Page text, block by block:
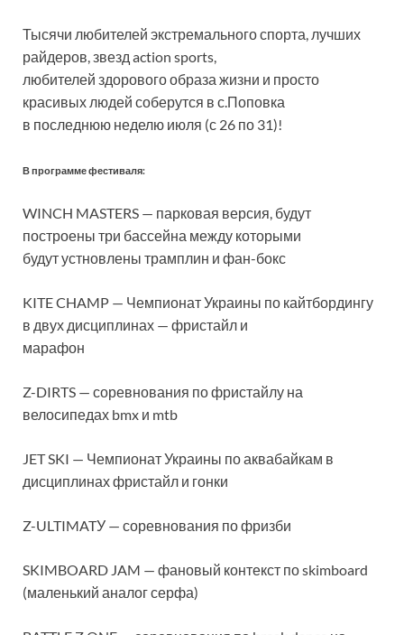
Тысячи любителей экстремального спорта, лучших
райдеров, звезд action sports,
любителей здорового образа жизни и просто
красивых людей соберутся в с.Поповка
в последнюю неделю июля (с 26 по 31)!
В программе фестиваля:
WINCH MASTERS — парковая версия, будут
построены три бассейна между которыми
будут устновлены трамплин и фан-бокс
KITE CHAMP — Чемпионат Украины по кайтбордингу
в двух дисциплинах — фристайл и
марафон
Z-DIRTS — соревнования по фристайлу на
велосипедах bmx и mtb
JET SKI — Чемпионат Украины по аквабайкам в
дисциплинах фристайл и гонки
Z-ULTIMATУ — соревнования по фризби
SKIMBOARD JAM — фановый контекст по skimboard
(маленький аналог серфа)